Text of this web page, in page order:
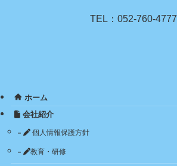
TEL：052-760-4777
ホーム
会社紹介
個人情報保護方針
教育・研修